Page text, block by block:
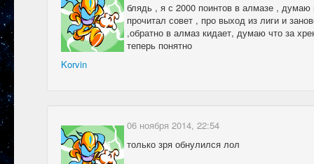
Korvin
блядь , я с 2000 поинтов в алмазе ,
прочитал совет , про выход из лиги и
,обратно в алмаз кидает, думаю что за
теперь понятно
06 ноября 2014, 22:54
только зря обнулился лол